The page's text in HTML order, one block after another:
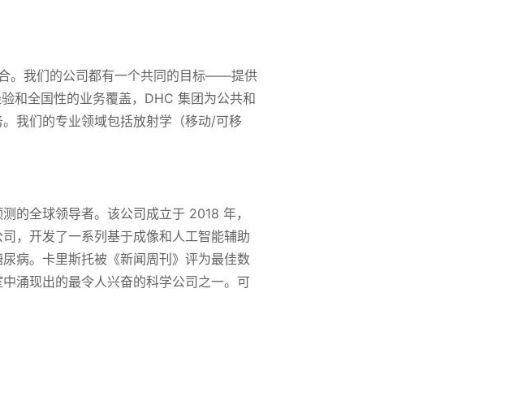
。我们的公司都有一个共同的目标——提供
和全国性的业务覆盖，DHC 集团为公共和
我们的专业领域包括放射学（移动/可移
的全球领导者。该公司成立于 2018 年，
，开发了一系列基于成像和人工智能辅助
病。卡里斯托被《新闻周刊》评为最佳数
涌现出的最令人兴奋的科学公司之一。可